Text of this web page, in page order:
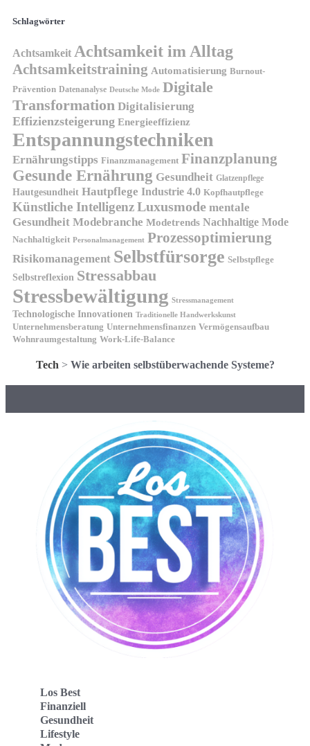
Schlagwörter
Achtsamkeit Achtsamkeit im Alltag
Achtsamkeitstraining Automatisierung Burnout-
Prävention Datenanalyse Deutsche Mode Digitale
Transformation Digitalisierung
Effizienzsteigerung Energieeffizienz
Entspannungstechniken
Ernährungstipps Finanzmanagement Finanzplanung
Gesunde Ernährung Gesundheit Glatzenpflege
Hautgesundheit Hautpflege Industrie 4.0 Kopfhautpflege
Künstliche IntelligenzLuxusmode mentale
Gesundheit Modebranche Modetrends Nachhaltige Mode
Nachhaltigkeit Personalmanagement Prozessoptimierung
Risikomanagement Selbstfürsorge Selbstpflege
Selbstreflexion Stressabbau
Stressbewältigung Stressmanagement
Technologische Innovationen Traditionelle Handwerkskunst
Unternehmensberatung Unternehmensfinanzen Vermögensaufbau
Wohnraumgestaltung Work-Life-Balance
Tech > Wie arbeiten selbstüberwachende Systeme?
Los Best
Finanziell
Gesundheit
Lifestyle